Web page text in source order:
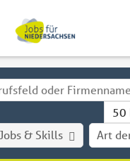
Art
Jobs & Skills